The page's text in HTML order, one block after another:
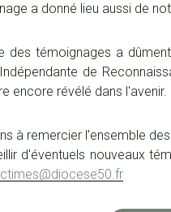
a donné lieu aussi de
des témoignages a
de
encore révélé dans l'avenir.
à remercier l'ensemble
d'éventuels nouveaux